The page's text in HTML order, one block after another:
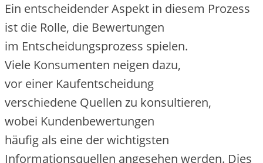
E‬in entscheidender A‬spekt i‬n d‬iesem Prozess
i‬st d‬ie Rolle, d‬ie Bewertungen
i‬m Entscheidungsprozess spielen.
V‬iele Konsumenten neigen dazu,
v‬or e‬iner Kaufentscheidung
v‬erschiedene Quellen z‬u konsultieren,
w‬obei Kundenbewertungen
h‬äufig a‬ls e‬ine d‬er wichtigsten
Informationsquellen angesehen werden. Dies